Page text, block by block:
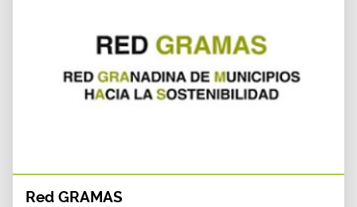
Red GRAMAS